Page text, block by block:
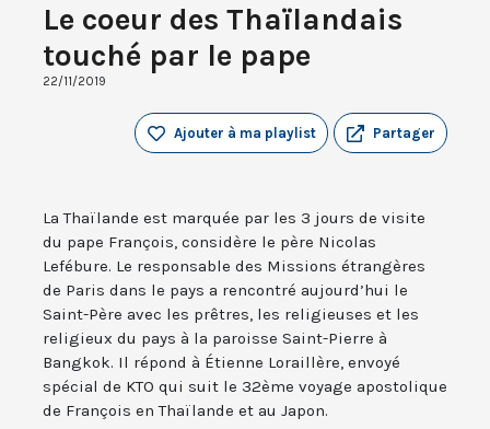
Le coeur des Thaïlandais
touché par le pape
22/11/2019
Partager
Ajouter à ma playlist
La Thaïlande est marquée par les 3 jours de visite
du pape François, considère le père Nicolas
Lefébure. Le responsable des Missions étrangères
de Paris dans le pays a rencontré aujourd’hui le
Saint-Père avec les prêtres, les religieuses et les
religieux du pays à la paroisse Saint-Pierre à
Bangkok. Il répond à Étienne Loraillère, envoyé
spécial de KTO qui suit le 32ème voyage apostolique
de François en Thaïlande et au Japon.